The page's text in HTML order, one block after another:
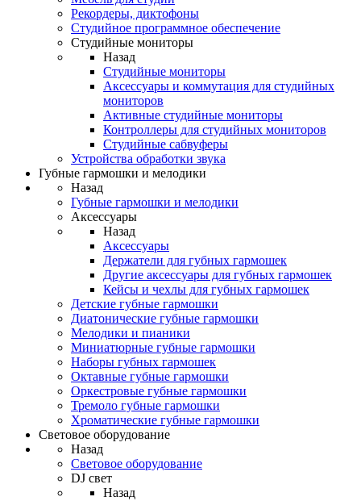
Рекордеры, диктофоны
Студийное программное обеспечение
Студийные мониторы
Назад
Студийные мониторы
Аксессуары и коммутация для студийных
мониторов
Активные студийные мониторы
Контроллеры для студийных мониторов
Студийные сабвуферы
Устройства обработки звука
Губные гармошки и мелодики
Назад
Губные гармошки и мелодики
Аксессуары
Назад
Аксессуары
Держатели для губных гармошек
Другие аксессуары для губных гармошек
Кейсы и чехлы для губных гармошек
Детские губные гармошки
Диатонические губные гармошки
Мелодики и пианики
Миниатюрные губные гармошки
Наборы губных гармошек
Октавные губные гармошки
Оркестровые губные гармошки
Тремоло губные гармошки
Хроматические губные гармошки
Световое оборудование
Назад
Световое оборудование
DJ свет
Назад